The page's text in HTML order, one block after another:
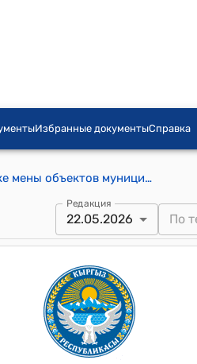
Избранные документыСправка
Постановление Об утверждении Положения «О порядке мены объектов муниципальной собственности города Каракол»
Редакция
22.05.2026